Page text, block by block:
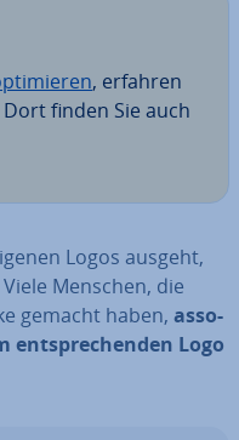
, erfahren
finden Sie auch
Logos ausgeht,
Menschen, die
gemacht haben, as­so­
ent­spre­chen­den Logo